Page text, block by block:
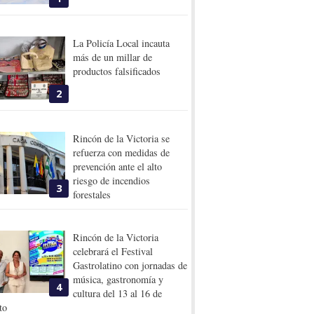
2
La Policía Local incauta
más de un millar de
productos falsificados
3
Rincón de la Victoria se
refuerza con medidas de
prevención ante el alto
riesgo de incendios
forestales
4
Rincón de la Victoria
celebrará el Festival
Gastrolatino con jornadas de
música, gastronomía y
cultura del 13 al 16 de